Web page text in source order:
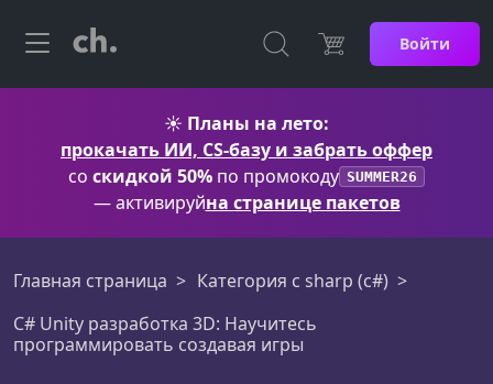
Войти
☀️ Планы на лето:
прокачать ИИ, CS-базу и забрать оффер
со скидкой 50% по промокоду SUMMER26
— активируйна странице пакетов
Главная страница
Категория c sharp (c#)
C# Unity разработка 3D: Научитесь
программировать создавая игры